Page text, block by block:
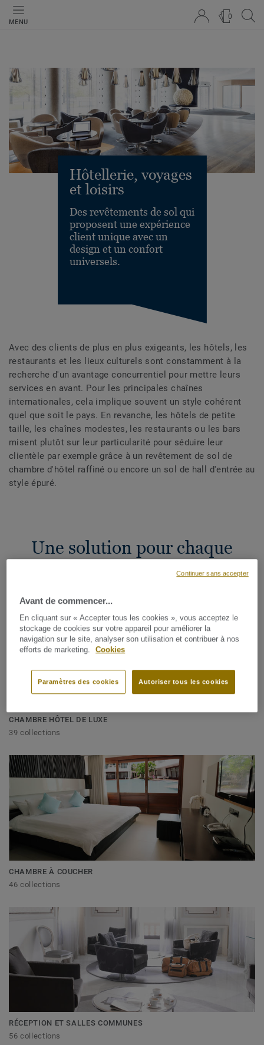
MENU
0
Hôtellerie, voyages
et loisirs
Des revêtements de sol qui
proposent une expérience
client unique avec un
design et un confort
universels.
Avec des clients de plus en plus exigeants, les hôtels, les
restaurants et les lieux culturels sont constamment à la
recherche d'un avantage concurrentiel pour mettre leurs
services en avant. Pour les principales chaînes
internationales, cela implique souvent un style cohérent
quel que soit le pays. En revanche, les hôtels de petite
taille, les chaînes modestes, les restaurants ou les bars
misent plutôt sur leur particularité pour séduire leur
clientèle par exemple grâce à un revêtement de sol de
chambre d'hôtel raffiné ou encore un sol de hall d'entrée au
style épuré.
Une solution pour chaque
CHAMBRE HÔTEL DE LUXE
39 collections
CHAMBRE À COUCHER
46 collections
RÉCEPTION ET SALLES COMMUNES
56 collections
Avant de commencer...
En cliquant sur « Accepter tous les cookies », vous acceptez le
stockage de cookies sur votre appareil pour améliorer la
navigation sur le site, analyser son utilisation et contribuer à nos
efforts de marketing.
Cookies
Autoriser tous les cookies
Paramètres des cookies
Continuer sans accepter